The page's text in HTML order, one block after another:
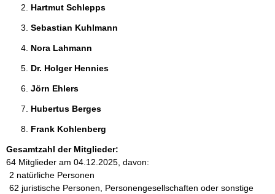
Hartmut Schlepps
Sebastian Kuhlmann
Nora Lahmann
Dr. Holger Hennies
Jörn Ehlers
Hubertus Berges
Frank Kohlenberg
Gesamtzahl der Mitglieder:
64 Mitglieder am 04.12.2025, davon:
2 natürliche Personen
62 juristische Personen, Personengesellschaften oder sonstige